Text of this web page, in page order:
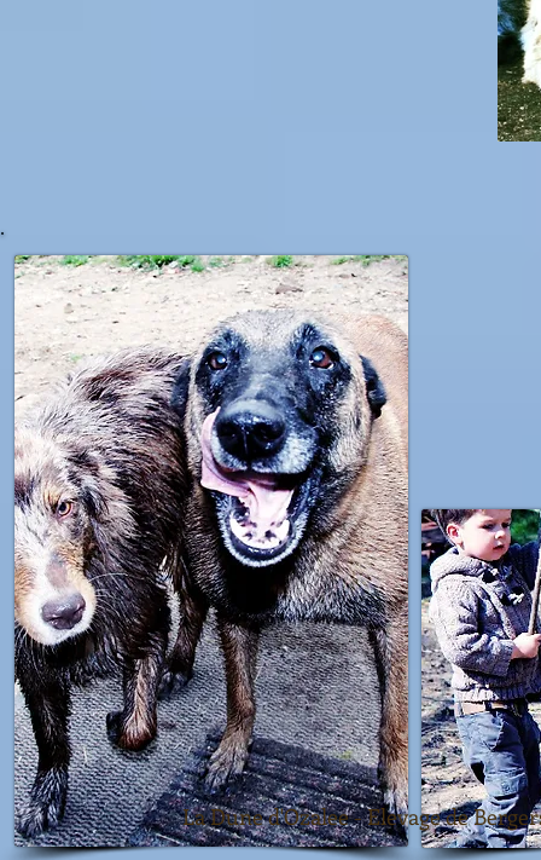
La Dune d'Ozalee - Elevage de